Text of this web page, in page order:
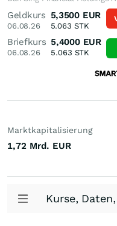
Geldkurs
06.08.26
5,3500 EUR
5.063 STK
Briefkurs
06.08.26
5,4000 EUR
5.063 STK
Marktkapitalisierung
1,72 Mrd. EUR
Kurse,